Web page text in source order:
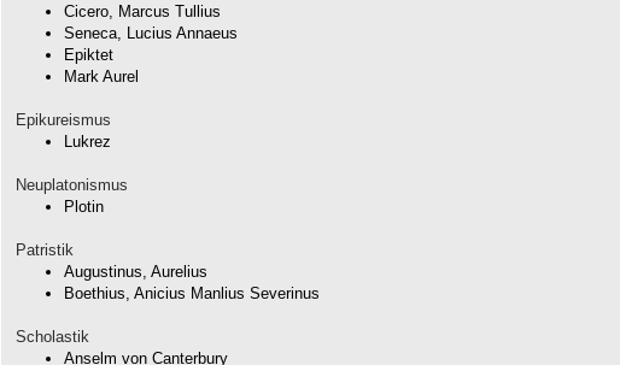
Cicero, Marcus Tullius
Seneca, Lucius Annaeus
Epiktet
Mark Aurel
Epikureismus
Lukrez
Neuplatonismus
Plotin
Patristik
Augustinus, Aurelius
Boethius, Anicius Manlius Severinus
Scholastik
Anselm von Canterbury